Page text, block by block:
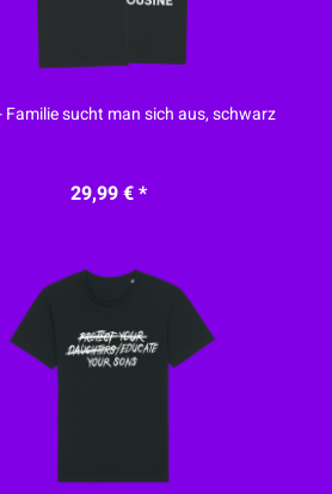
Familie sucht man sich aus, schwarz
29,99 € *